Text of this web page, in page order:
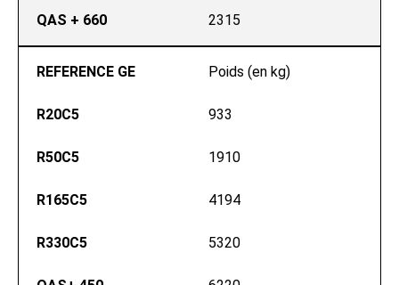
QAS + 660 2315
REFERENCE GE Poids (en kg)
R20C5 933
R50C5 1910
R165C5 4194
R330C5 5320